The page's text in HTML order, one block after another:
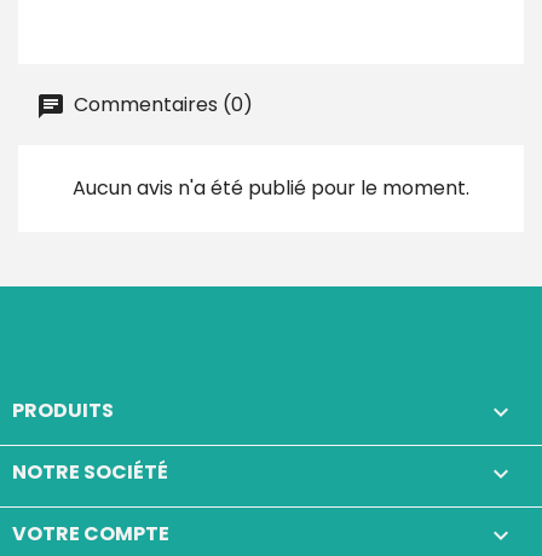
Commentaires (0)
Aucun avis n'a été publié pour le moment.
PRODUITS 
NOTRE SOCIÉTÉ 
VOTRE COMPTE 